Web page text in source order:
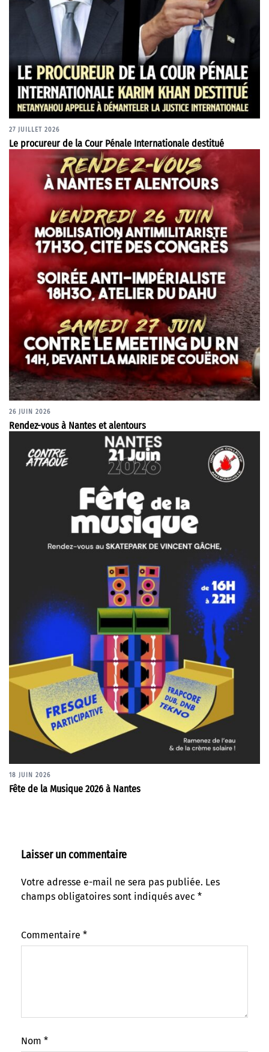
27 JUILLET 2026
Le procureur de la Cour Pénale Internationale destitué
26 JUIN 2026
Rendez-vous à Nantes et alentours
18 JUIN 2026
Fête de la Musique 2026 à Nantes
Laisser un commentaire
Votre adresse e-mail ne sera pas publiée. Les
champs obligatoires sont indiqués avec *
Commentaire *
Nom *